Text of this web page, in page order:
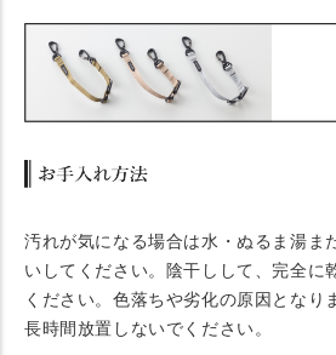
汚れが気になる場合は水・ぬるま湯ま
いしてください。陰干しして、完全に
ください。色落ちや劣化の原因となり
長時間放置しないでください。